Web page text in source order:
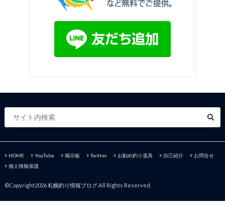
HOME YouTube 掲示板 Twitter お勧め釣り道具 自己紹介
お問合せ
個人情報保護
©Copyright2026札幌釣り情報ブログ.All Rights Reserved.